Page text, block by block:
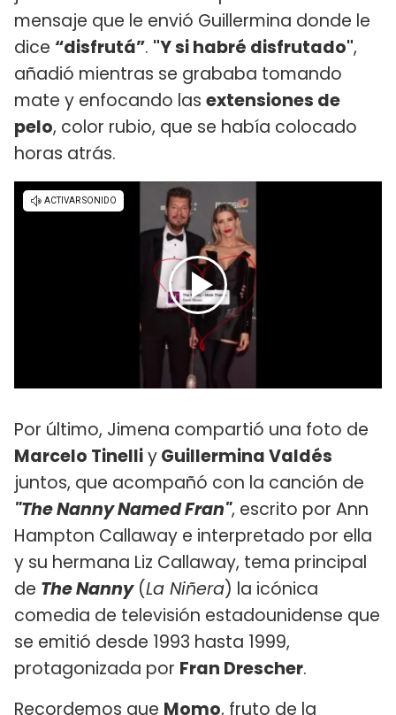
mensaje que le envió Guillermina donde le
dice “disfrutá”. "Y si habré disfrutado",
añadió mientras se grababa tomando
mate y enfocando las extensiones de
pelo, color rubio, que se había colocado
horas atrás.
Por último, Jimena compartió una foto de
Marcelo TinelliyGuillermina Valdés
juntos, que acompañó con la canción de
"The Nanny Named Fran", escrito por Ann
Hampton Callaway e interpretado por ella
y su hermana Liz Callaway, tema principal
de The Nanny(La Niñera) la icónica
comedia de televisión estadounidense que
se emitió desde 1993 hasta 1999,
protagonizada por Fran Drescher.
Recordemos que Momo, fruto de la